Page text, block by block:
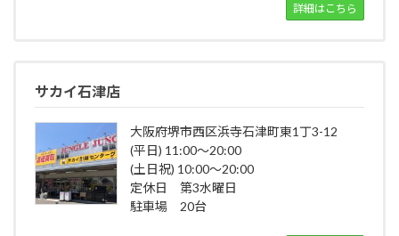
詳細はこちら
サカイ石津店
大阪府堺市西区浜寺石津町東1丁3-12
(平日) 11:00～20:00
(土日祝) 10:00～20:00
定休日 第3水曜日
駐車場 20台